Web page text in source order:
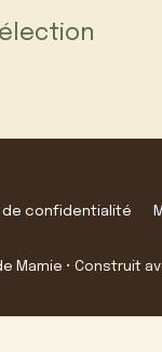
de confidentialité
Mamie • Construit